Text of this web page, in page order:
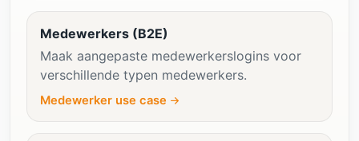
Medewerkers (B2E)
Maak aangepaste medewerkerslogins voor
verschillende typen medewerkers.
Medewerker use case